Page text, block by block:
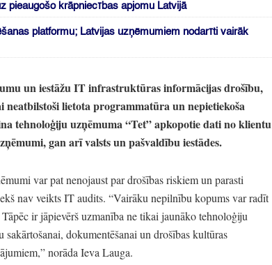
pieaugošo krāpniecības apjomu Latvijā
platformu; Latvijas uzņēmumiem nodarīti vairāk
un iestāžu IT infrastruktūras informācijas drošību,
neatbilstoši lietota programmatūra un nepietiekoša
tehnoloģiju uzņēmuma“Tet”apkopotie dati no klientu
gan arī valsts un pašvaldību iestādes.
var pat nenojaust par drošības riskiem un parasti
nav veikts IT audits. “Vairāku nepilnību kopums var radīt
Tāpēc ir jāpievērš uzmanība ne tikai jaunāko tehnoloģiju
sakārtošanai, dokumentēšanai un drošības kultūras
”norāda Ieva Lauga.